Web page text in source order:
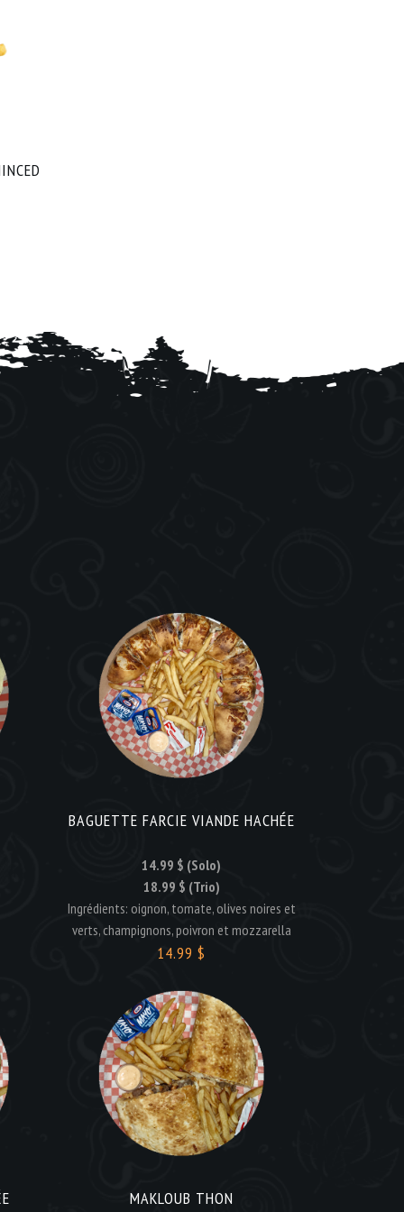
BAGUETTE FARCIE VIANDE HACHÉE
14.99 $ (Solo)
18.99 $ (Trio)
Ingrédients: oignon, tomate, olives noires et
verts, champignons, poivron et mozzarella
14.99 $
MAKLOUB THON